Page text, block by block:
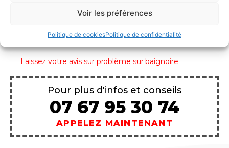
Voir les préférences
Politique de cookiesPolitique de confidentialité
Laissez votre avis sur problème sur baignoire
Pour plus d'infos et conseils
07 67 95 30 74
APPELEZ MAINTENANT